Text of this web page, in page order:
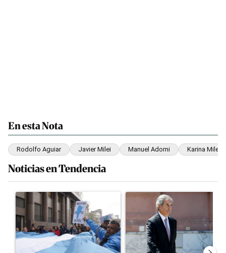
En esta Nota
Rodolfo Aguiar Javier Milei Manuel Adorni Karina Milei
Noticias en Tendencia
Este listado muestra los artículos con más comentarios en los
Un artículo de tendencia con el título "Incidentes frente al
Un artículo de tendencia con